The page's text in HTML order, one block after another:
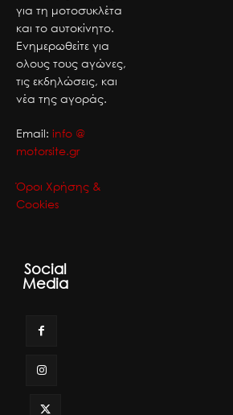
για τη μοτοσυκλέτα
και το αυτοκίνητο.
Ενημερωθείτε για
ολους τους αγώνες,
τις εκδηλώσεις, και
νέα της αγοράς.
Email: info @
motorsite.gr
Όροι Χρήσης &
Cookies
Social
Media